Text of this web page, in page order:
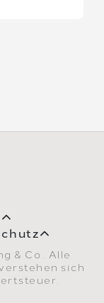
& Co.. Alle
sich